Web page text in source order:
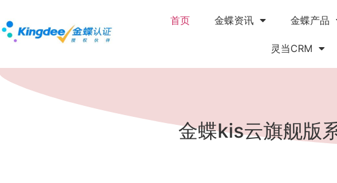
首页 金蝶资讯 金蝶产品
灵当CRM
金蝶kis云旗舰版